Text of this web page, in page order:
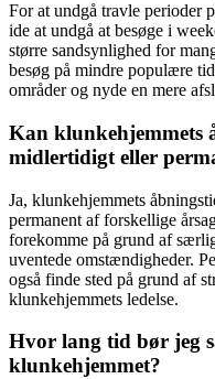
For at undgå travle perioder
ide at undgå at besøge i
større sandsynlighed for
besøg på mindre populære
områder og nyde en mere
Kan klunkehjemmets
midlertidigt eller
Ja, klunkehjemmets
permanent af forskellige
forekomme på grund af
uventede omstændigheder.
også finde sted på grund af
klunkehjemmets ledelse.
Hvor lang tid bør jeg
klunkehjemmet?